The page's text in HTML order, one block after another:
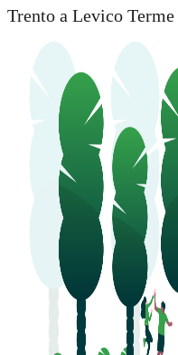
Trento a Levico